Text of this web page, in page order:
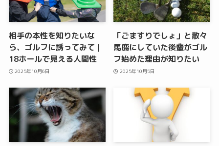
相手の本性を知りたいな
ら、ゴルフに誘ってみて｜
18ホールで見える人間性
2025年10月6日
「ごますりでしょ」と散々
馬鹿にしていた後輩がゴル
フ始めた理由が知りたい
2025年10月5日